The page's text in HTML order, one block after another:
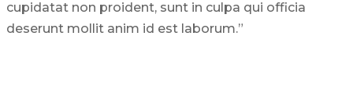
cupidatat non proident, sunt in culpa qui officia
deserunt mollit anim id est laborum.”